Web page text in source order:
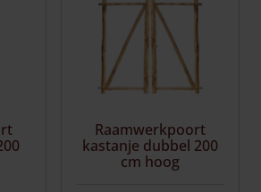
Raamwerkpoort
kastanje dubbel 200
cm hoog